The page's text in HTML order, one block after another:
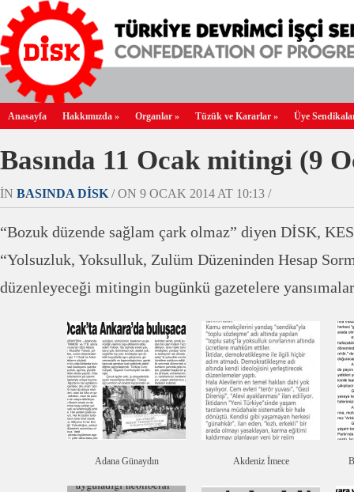
Anasayfa Hakkımızda » Organlar » Tüzük ve Kararlar » Üye
Basında 11 Ocak mitingi (9
IN BASINDA DİSK/ ON 9 OCAK 2014 AT 10:13 /
“Bozuk düzende sağlam çark olmaz” diyen DİSK,
“Yolsuzluk, Yoksulluk, Zulüm Düzeninden Hesap
düzenleyeceği mitingin bugünkü gazetelere
Adana Günaydın Akdeniz İmece